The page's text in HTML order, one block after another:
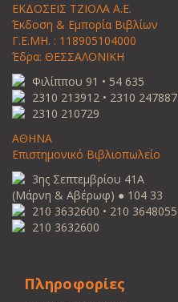
ΕΚΔΟΣΕΙΣ ΤΖΙΟΛΑ Α.Ε.
Έκδοση & Εμπορία Βιβλίων
Γ.Ε.ΜΗ. : 118905104000
Έδρα: ΘΕΣΣΑΛΟΝΙΚΗ
Φιλίππου 91 • 54 635
2310 213912 • 2310 247887
2310 210729
ΑΘΗΝΑ
Επιστημονικό Βιβλιοπωλείο
3ης Σεπτεμβρίου 41Α
(Μάρνη & Αβέρωφ) ● 104 33
210 3632600 • 210 3648055
210 3632600
Πληροφορίες